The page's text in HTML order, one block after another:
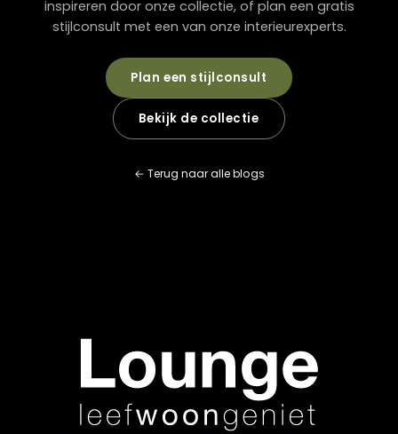
Zijn multifunctionele dienbladen praktisch
voor dagelijks gebruik?
Ja, mits je het juiste type kiest voor je situatie. Voor
dagelijks gebruik zijn dienbladen met uitklapbare
ideaal voor laptopwerk of ontbijt op bed. Stapelbare
systemen laten je snel schakelen tussen verschillende
karakteristieken en vaak betere duurzaamheid. Een
handgemaakt dienblad begint rond €80-120, terwijl
massaproductie vanaf €30-50 te vinden is. De
in handwerk betaalt zich terug door de langere